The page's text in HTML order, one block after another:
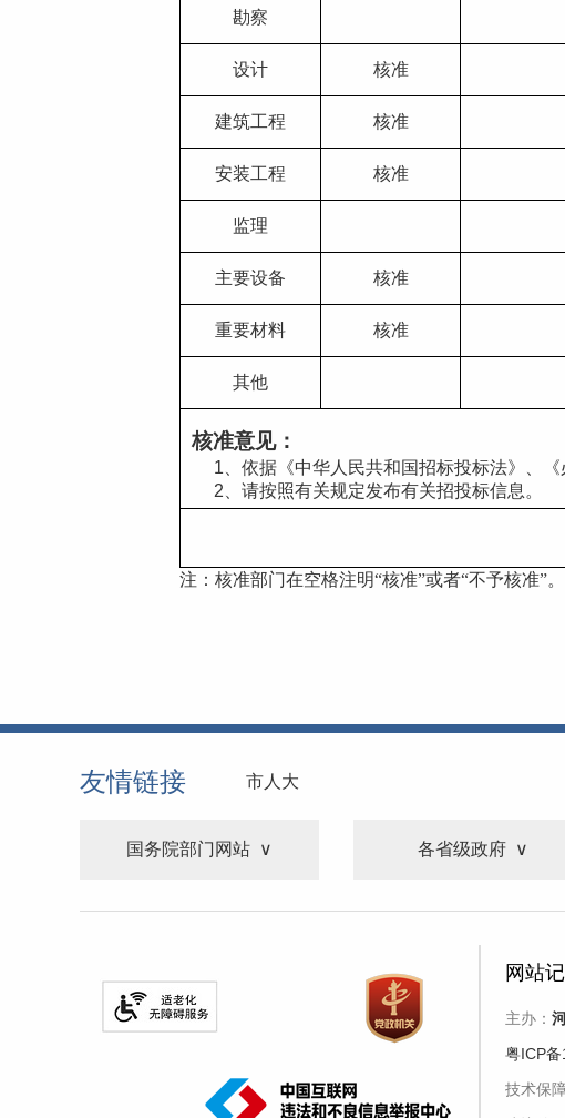
勘察
设计 核准
建筑工程 核准
安装工程 核准
监理
主要设备 核准
重要材料 核准
其他
核准意见：
1、依据《中华人民共和国招标投标法》、《
2、请按照有关规定发布有关招投标信息。
注：核准部门在空格注明“核准”或者“不予核准”。
友情链接 市人大
国务院部门网站 各省级政府
网站
主办：
粤ICP
技术保